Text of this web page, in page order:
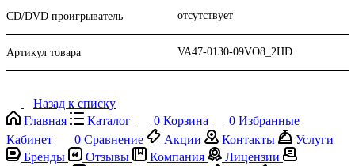
CD/DVD проигрыватель отсутствует
Артикул товара VA47-0130-09VO8_2HD
Назад к списку
Главная
Каталог 0 Корзина 0 Избранные
Кабинет
0 Сравнение Акции Контакты
Услуги
Бренды
Отзывы Компания
Лицензии